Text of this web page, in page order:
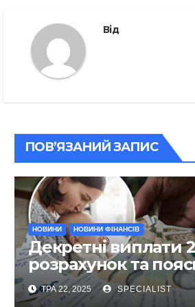
Від
ПОВ’ЯЗАНИЙ ЗАПИС
НОВИНИ НОВИНИ ФІНАНСІВ
Декретні виплати
розрахунок та
ТРА 22, 2025 SPECIALIST